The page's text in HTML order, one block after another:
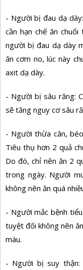
- Người bị đau dạ
cần hạn chế ăn
người bị đau dạ dày
ăn cơm no, lúc này
axit dạ dày.
- Người bị sâu răng:
sẽ tăng nguy cơ sâu
- Người thừa cân,
Tiêu thụ hơn 2 quả
Do đó, chỉ nên ăn 2
trong ngày. Người
không nên ăn quá
- Người mắc bệnh
tuyệt đối không nên
máu.
- Người bị suy thận: